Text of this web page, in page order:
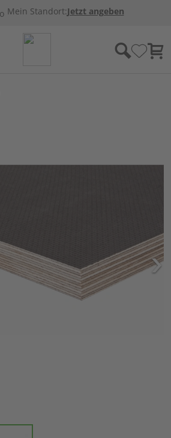
Mein Standort:Jetzt angeben